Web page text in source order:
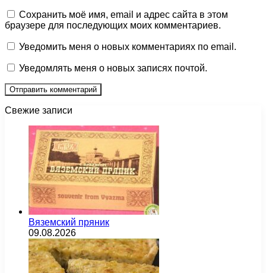
Сохранить моё имя, email и адрес сайта в этом
браузере для последующих моих комментариев.
Уведомить меня о новых комментариях по email.
Уведомлять меня о новых записях почтой.
Свежие записи
Вяземский пряник
09.08.2026